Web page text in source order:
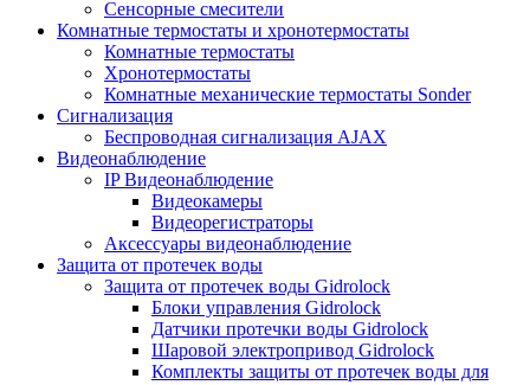
Сенсорные смесители
Комнатные термостаты и хронотермостаты
Комнатные термостаты
Хронотермостаты
Комнатные механические термостаты Sonder
Сигнализация
Беспроводная сигнализация AJAX
Видеонаблюдение
IP Видеонаблюдение
Видеокамеры
Видеорегистраторы
Аксессуары видеонаблюдение
Защита от протечек воды
Защита от протечек воды Gidrolock
Блоки управления Gidrolock
Датчики протечки воды Gidrolock
Шаровой электропривод Gidrolock
Комплекты защиты от протечек воды для